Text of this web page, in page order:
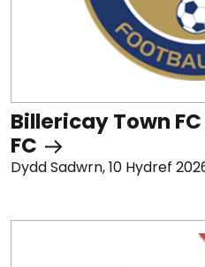
Billericay Town
FC
Dydd Sadwrn, 10 Hydref